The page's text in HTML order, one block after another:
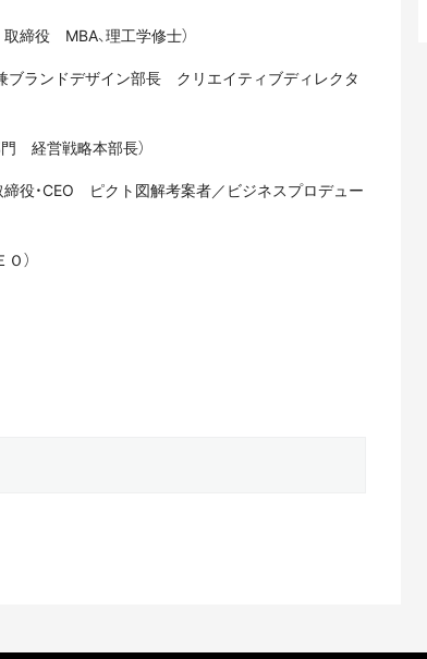
締役 MBA、理工学修士）
ブランドデザイン部長 クリエイティブディレクタ
経営戦略本部長）
役・CEO ピクト図解考案者／ビジネスプロデュー
）